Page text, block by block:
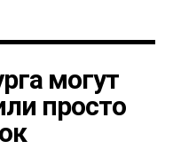
могут
просто